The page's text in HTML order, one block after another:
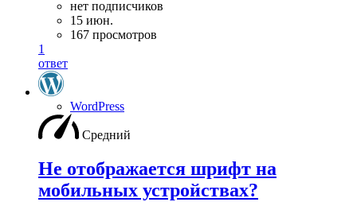
нет подписчиков
15 июн.
167 просмотров
1
ответ
WordPress
Средний
Не отображается шрифт на
мобильных устройствах?